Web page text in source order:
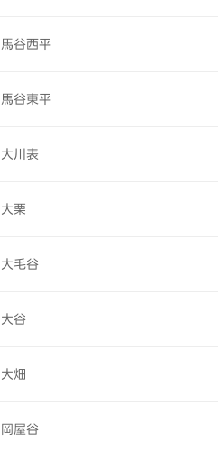
馬谷西平
馬谷東平
大川表
大栗
大毛谷
大谷
大畑
岡屋谷